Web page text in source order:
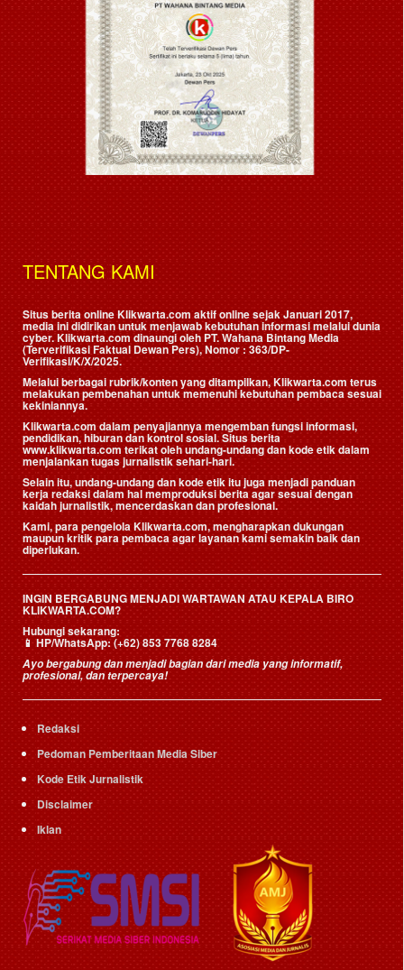
TENTANG KAMI
Situs berita online Klikwarta.com aktif online sejak Januari 2017,
media ini didirikan untuk menjawab kebutuhan informasi melalui dunia
cyber. Klikwarta.com dinaungi oleh PT. Wahana Bintang Media
(Terverifikasi Faktual Dewan Pers), Nomor : 363/DP-
Verifikasi/K/X/2025.
Melalui berbagai rubrik/konten yang ditampilkan, Klikwarta.com terus
melakukan pembenahan untuk memenuhi kebutuhan pembaca sesuai
kekiniannya.
Klikwarta.com dalam penyajiannya mengemban fungsi informasi,
pendidikan, hiburan dan kontrol sosial. Situs berita
www.klikwarta.com terikat oleh undang-undang dan kode etik dalam
menjalankan tugas jurnalistik sehari-hari.
Selain itu, undang-undang dan kode etik itu juga menjadi panduan
kerja redaksi dalam hal memproduksi berita agar sesuai dengan
kaidah jurnalistik, mencerdaskan dan profesional.
Kami, para pengelola Klikwarta.com, mengharapkan dukungan
maupun kritik para pembaca agar layanan kami semakin baik dan
diperlukan.
INGIN BERGABUNG MENJADI WARTAWAN ATAU KEPALA BIRO
KLIKWARTA.COM?
Hubungi sekarang:
📱HP/WhatsApp:(+62) 853 7768 8284
Ayo bergabung dan menjadi bagian dari media yang informatif,
profesional, dan terpercaya!
Redaksi
Pedoman Pemberitaan Media Siber
Kode Etik Jurnalistik
Disclaimer
Iklan